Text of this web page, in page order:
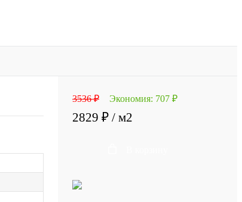
3536 ₽ Экономия: 707 ₽
2829 ₽ / м2